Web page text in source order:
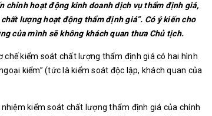
chỉnh hoạt động kinh doanh dịch vụ thẩm định giá,
lượng hoạt động thẩm định giá”. Có ý kiến cho
của mình sẽ không khách quan thưa Chủ tịch.
chế kiểm soát chất lượng thẩm định giá có hai hình
kiểm” (tức là kiểm soát độc lập, khách quan của
kiểm soát chất lượng thẩm định giá của chính